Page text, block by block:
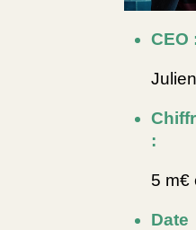
CEO
:
5 m€
Date